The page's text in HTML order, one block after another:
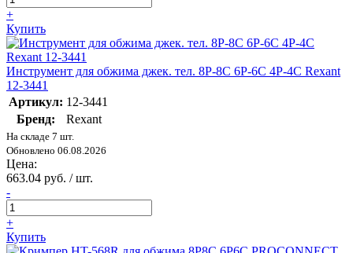
+
Купить
Инструмент для обжима джек. тел. 8Р-8С 6Р-6С 4Р-4С Rexant
12-3441
Артикул: 12-3441
Бренд:
Rexant
На складе 7 шт.
Обновлено 06.08.2026
Цена:
663.04 руб. / шт.
-
+
Купить